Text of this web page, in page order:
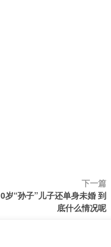
下一篇
岁“孙子”儿子还单身未婚 到
底什么情况呢